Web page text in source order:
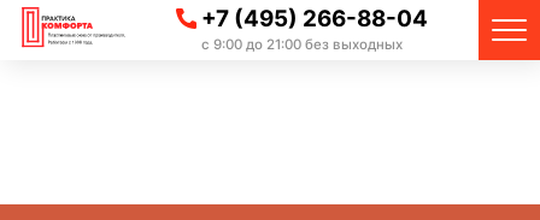
+7 (495) 266-88-04
с 9:00 до 21:00 без выходных